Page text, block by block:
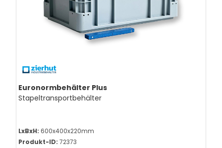
Euronormbehälter Plus
Stapeltransportbehälter
LxBxH: 600x400x220mm
Produkt-ID: 72373